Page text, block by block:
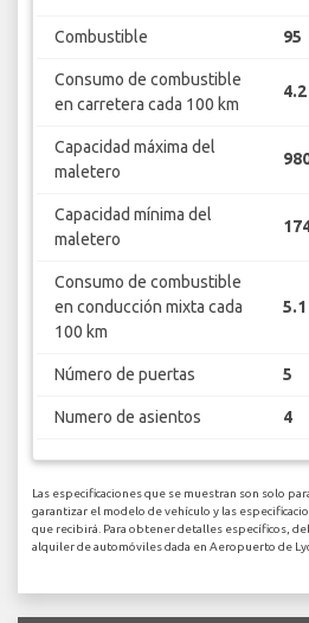
Combustible 95
Consumo de combustible
en carretera cada 100 km
Capacidad máxima del
maletero
Capacidad mínima del
maletero
Consumo de combustible
en conducción mixta cada
100 km
Número de puertas 5
Numero de asientos 4
Las especificaciones que se muestran son solo
garantizar el modelo de vehículo y las
que recibirá. Para obtener detalles específicos,
alquiler de automóviles dada en Aeropuerto de